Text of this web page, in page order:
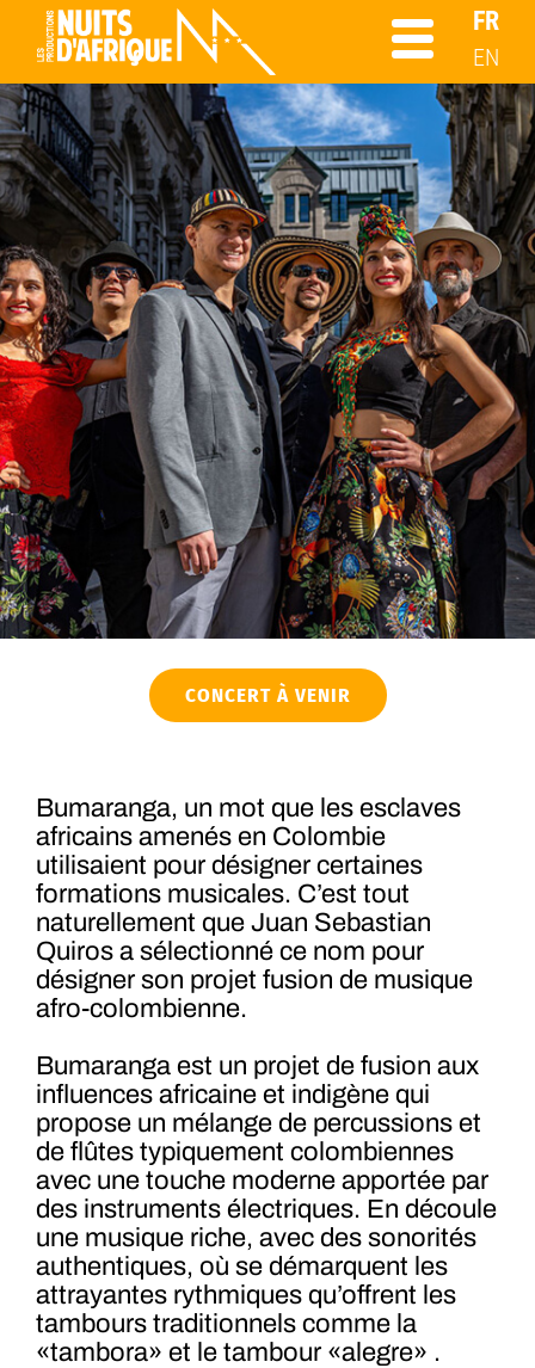
FR
EN
CONCERT À VENIR
Bumaranga, un mot que les esclaves
africains amenés en Colombie
utilisaient pour désigner certaines
formations musicales. C’est tout
naturellement que Juan Sebastian
Quiros a sélectionné ce nom pour
désigner son projet fusion de musique
afro-colombienne.
Bumaranga est un projet de fusion aux
influences africaine et indigène qui
propose un mélange de percussions et
de flûtes typiquement colombiennes
avec une touche moderne apportée par
des instruments électriques. En découle
une musique riche, avec des sonorités
authentiques, où se démarquent les
attrayantes rythmiques qu’offrent les
tambours traditionnels comme la
«tambora» et le tambour «alegre» .